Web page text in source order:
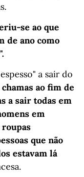
se ao que
de ano como
a sair do
ao fim de
a sair todas em
em
que não
estavam lá